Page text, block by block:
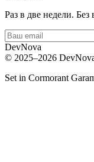
Раз в две недели. Без
DevNova
© 2025–2026
Set in Cormorant